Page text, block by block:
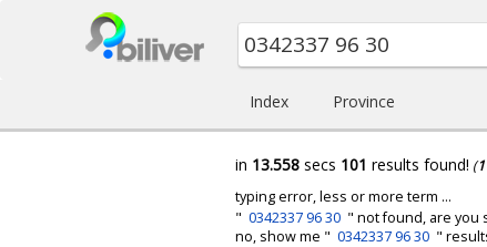
Index Province
in 13.558 secs 101 results found! (1
typing error, less or more term ...
" 0342337 96 30 " not found, are you
no, show me " 0342337 96 30 "